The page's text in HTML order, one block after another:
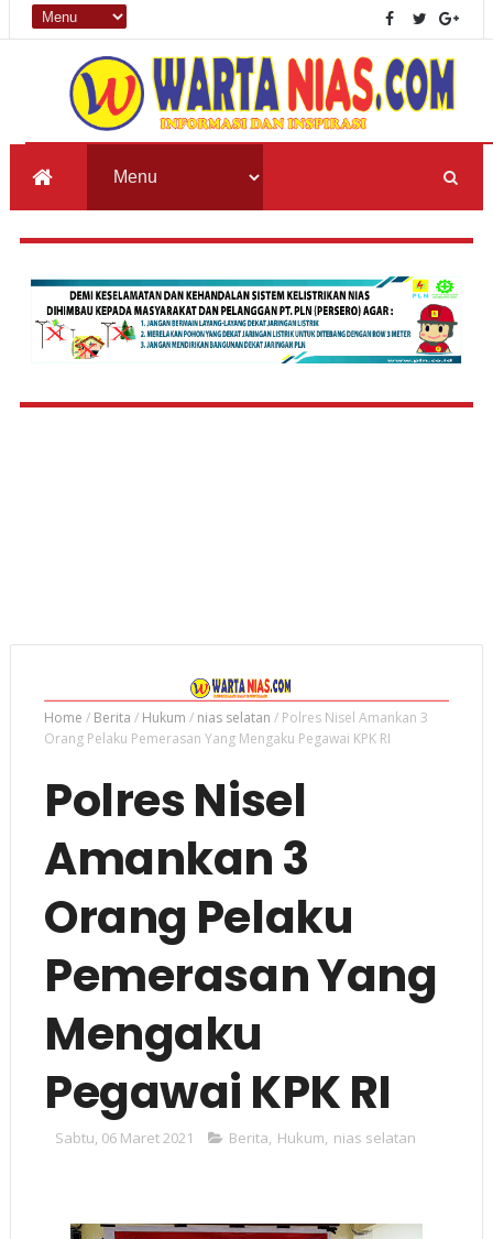
Home / Berita / Hukum / nias selatan / Polres Nisel Amankan 3
Orang Pelaku Pemerasan Yang Mengaku Pegawai KPK RI
Polres Nisel
Amankan 3
Orang Pelaku
Pemerasan Yang
Mengaku
Pegawai KPK RI
Sabtu, 06 Maret 2021 Berita, Hukum, nias selatan